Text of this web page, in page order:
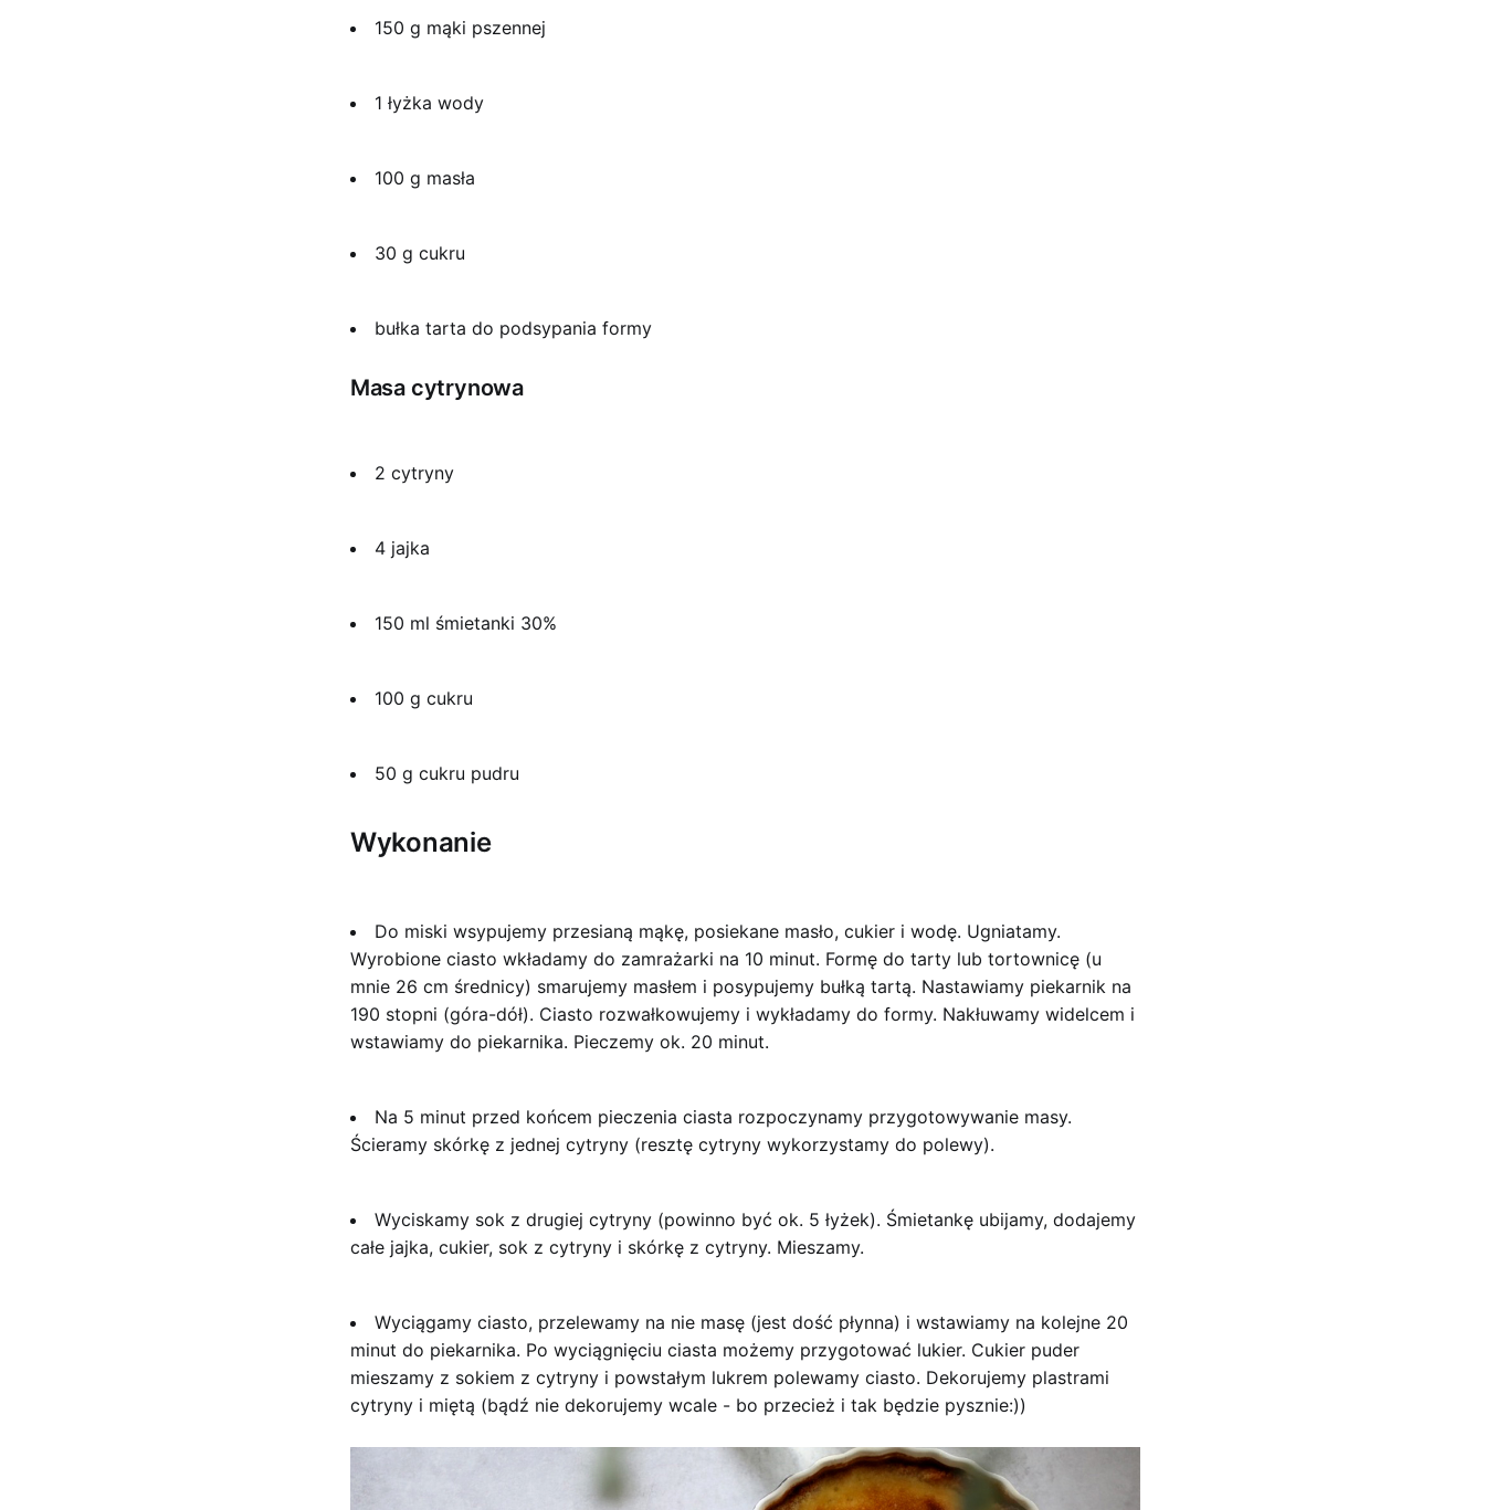
150 g mąki pszennej
1 łyżka wody
100 g masła
30 g cukru
bułka tarta do podsypania formy
Masa cytrynowa
2 cytryny
4 jajka
150 ml śmietanki 30%
100 g cukru
50 g cukru pudru
Wykonanie
Do miski wsypujemy przesianą mąkę, posiekane masło, cukier i wodę. Ugniatamy.
Wyrobione ciasto wkładamy do zamrażarki na 10 minut. Formę do tarty lub tortownicę (u
mnie 26 cm średnicy) smarujemy masłem i posypujemy bułką tartą. Nastawiamy piekarnik na
190 stopni (góra-dół). Ciasto rozwałkowujemy i wykładamy do formy. Nakłuwamy widelcem i
wstawiamy do piekarnika. Pieczemy ok. 20 minut.
Na 5 minut przed końcem pieczenia ciasta rozpoczynamy przygotowywanie masy.
Ścieramy skórkę z jednej cytryny (resztę cytryny wykorzystamy do polewy).
Wyciskamy sok z drugiej cytryny (powinno być ok. 5 łyżek). Śmietankę ubijamy, dodajemy
całe jajka, cukier, sok z cytryny i skórkę z cytryny. Mieszamy.
Wyciągamy ciasto, przelewamy na nie masę (jest dość płynna) i wstawiamy na kolejne 20
minut do piekarnika. Po wyciągnięciu ciasta możemy przygotować lukier. Cukier puder
mieszamy z sokiem z cytryny i powstałym lukrem polewamy ciasto. Dekorujemy plastrami
cytryny i miętą (bądź nie dekorujemy wcale - bo przecież i tak będzie pysznie:))